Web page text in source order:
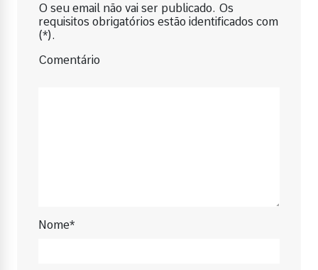
O seu email não vai ser publicado. Os
requisitos obrigatórios estão identificados com
(*).
Comentário
Nome*